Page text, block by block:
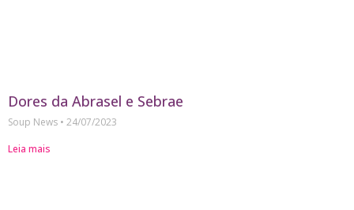
Dores da Abrasel e Sebrae
Soup News
24/07/2023
Leia mais